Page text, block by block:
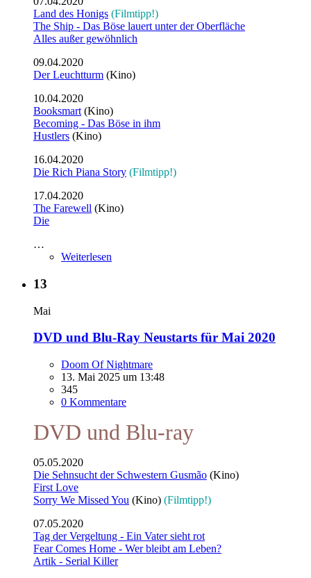
Land des Honigs (Filmtipp!)
The Ship - Das Böse lauert unter der Oberfläche
Alles außer gewöhnlich
09.04.2020
Der Leuchtturm (Kino)
10.04.2020
Booksmart (Kino)
Becoming - Das Böse in ihm
Hustlers (Kino)
16.04.2020
Die Rich Piana Story (Filmtipp!)
17.04.2020
The Farewell (Kino)
Die
…
Weiterlesen
13
Mai
DVD und Blu-Ray Neustarts für Mai 2020
Doom Of Nightmare
13. Mai 2025 um 13:48
345
0 Kommentare
DVD und Blu-ray
05.05.2020
Die Sehnsucht der Schwestern Gusmão (Kino)
First Love
Sorry We Missed You (Kino) (Filmtipp!)
07.05.2020
Tag der Vergeltung - Ein Vater sieht rot
Fear Comes Home - Wer bleibt am Leben?
Artik - Serial Killer